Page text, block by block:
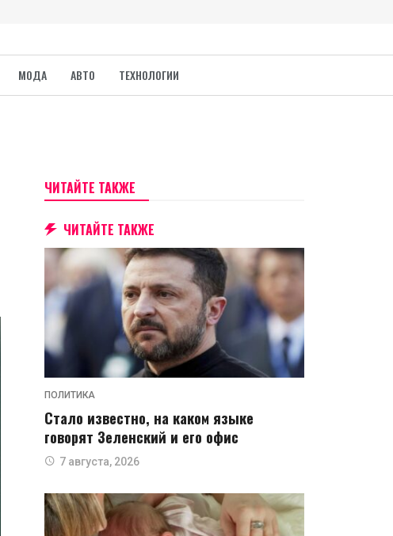
МОДА АВТО ТЕХНОЛОГИИ
ЧИТАЙТЕ ТАКЖЕ
ЧИТАЙТЕ ТАКЖЕ
ПОЛИТИКА
Стало известно, на каком языке
говорят Зеленский и его офис
7 августа, 2026